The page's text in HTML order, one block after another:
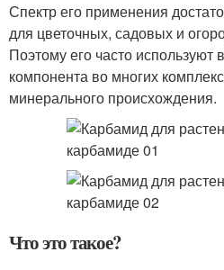
Спектр его применения
для цветочных, садовых и
Поэтому его часто используют
компонента во многих
минерального происхождения.
Что это такое?